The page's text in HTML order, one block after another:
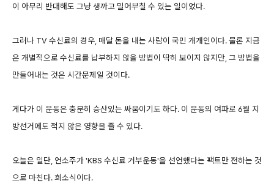
이 아무리 반대해도 그냥 생까고 밀어부칠 수 있는 일이었다.
그러나 TV 수신료의 경우, 매달 돈을 내는 사람이 국민 개개인이다. 물론 지금
은 개별적으로 수신료를 납부하지 않을 방법이 딱히 보이지 않지만, 그 방법을
만들어내는 것은 시간문제일 것이다.
게다가 이 운동은 충분히 승산있는 싸움이기도 하다. 이 운동의 여파로 6월 지
방선거에도 적지 않은 영향을 줄 수 있다.
오늘은 일단, 언소주가 'KBS 수신료 거부운동'을 선언했다는 팩트만 전하는 것
으로 마친다. 희소식이다.